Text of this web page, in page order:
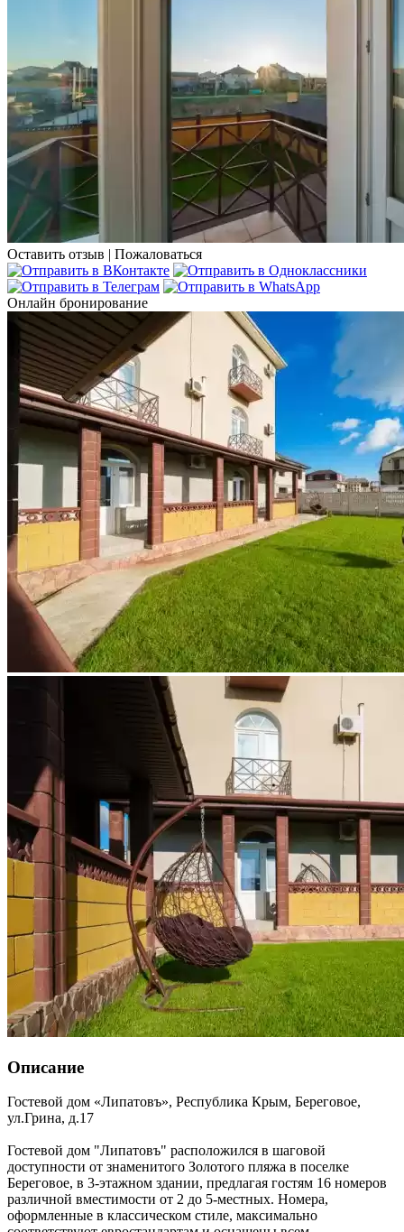
Оставить отзыв | Пожаловаться
Онлайн бронирование
Описание
Гостевой дом «Липатовъ», Республика Крым, Береговое,
ул.Грина, д.17
Гостевой дом "Липатовъ" расположился в шаговой
доступности от знаменитого Золотого пляжа в поселке
Береговое, в 3-этажном здании, предлагая гостям 16 номеров
различной вместимости от 2 до 5-местных. Номера,
оформленные в классическом стиле, максимально